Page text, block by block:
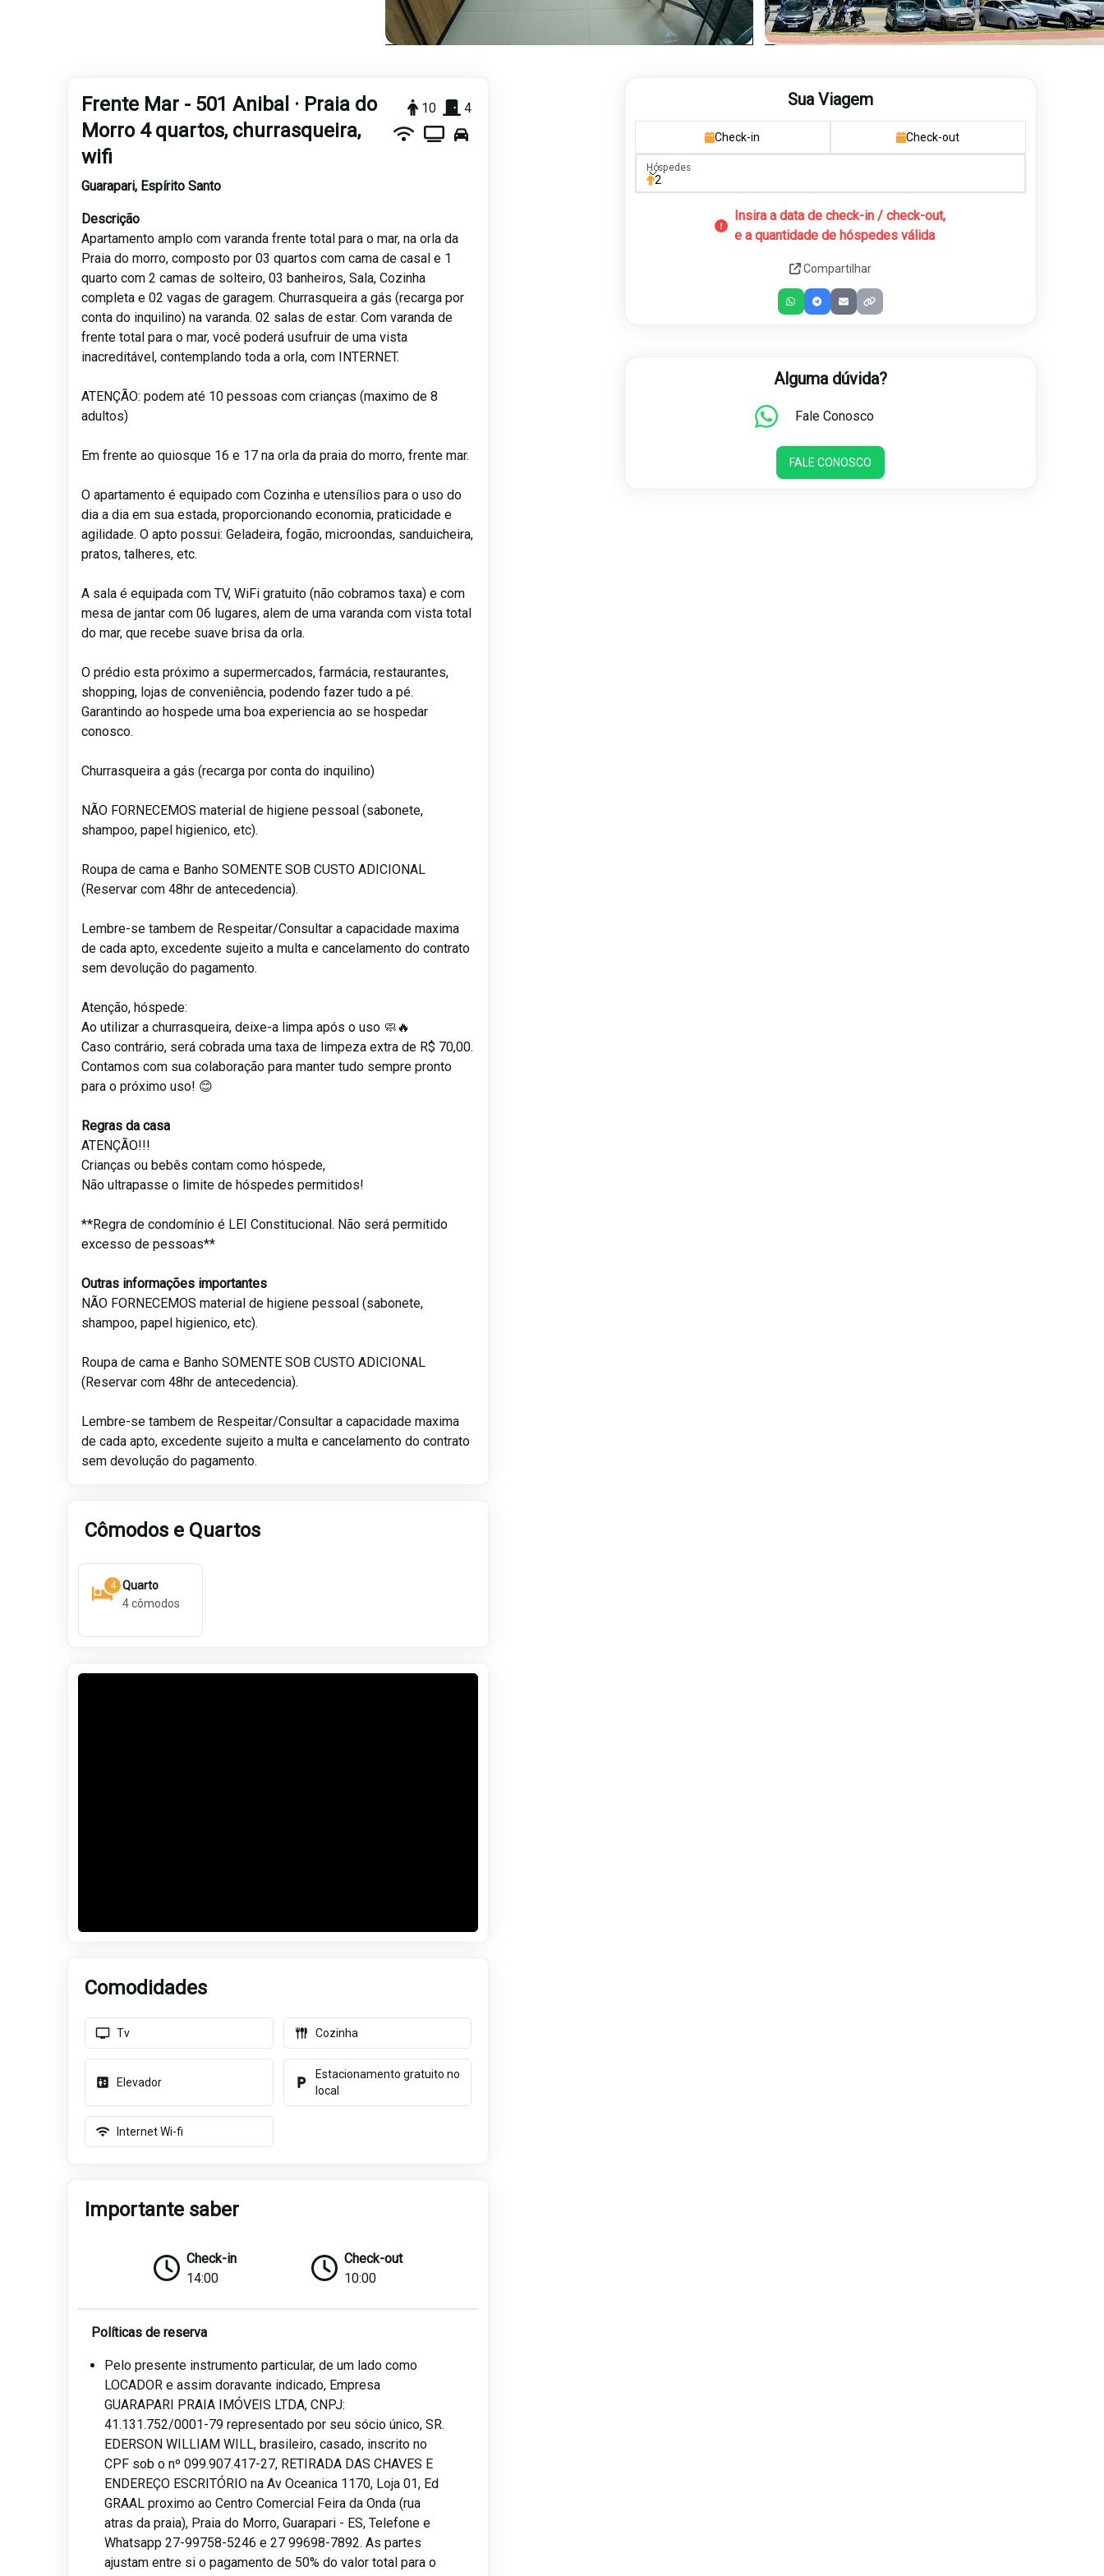
Frente Mar - 501 Anibal · Praia do
Morro 4 quartos, churrasqueira,
wifi
10 4
Guarapari, Espírito Santo
Descrição
Apartamento amplo com varanda frente total para o mar, na orla da
Praia do morro, composto por 03 quartos com cama de casal e 1
quarto com 2 camas de solteiro, 03 banheiros, Sala, Cozinha
completa e 02 vagas de garagem. Churrasqueira a gás (recarga por
conta do inquilino) na varanda. 02 salas de estar. Com varanda de
frente total para o mar, você poderá usufruir de uma vista
inacreditável, contemplando toda a orla, com INTERNET.
ATENÇÃO: podem até 10 pessoas com crianças (maximo de 8
adultos)
Em frente ao quiosque 16 e 17 na orla da praia do morro, frente mar.
O apartamento é equipado com Cozinha e utensílios para o uso do
dia a dia em sua estada, proporcionando economia, praticidade e
agilidade. O apto possui: Geladeira, fogão, microondas, sanduicheira,
pratos, talheres, etc.
A sala é equipada com TV, WiFi gratuito (não cobramos taxa) e com
mesa de jantar com 06 lugares, alem de uma varanda com vista total
do mar, que recebe suave brisa da orla.
O prédio esta próximo a supermercados, farmácia, restaurantes,
shopping, lojas de conveniência, podendo fazer tudo a pé.
Garantindo ao hospede uma boa experiencia ao se hospedar
conosco.
Churrasqueira a gás (recarga por conta do inquilino)
NÃO FORNECEMOS material de higiene pessoal (sabonete,
shampoo, papel higienico, etc).
Roupa de cama e Banho SOMENTE SOB CUSTO ADICIONAL
(Reservar com 48hr de antecedencia).
Lembre-se tambem de Respeitar/Consultar a capacidade maxima
de cada apto, excedente sujeito a multa e cancelamento do contrato
sem devolução do pagamento.
Atenção, hóspede:
Ao utilizar a churrasqueira, deixe-a limpa após o uso 🧼🔥
Caso contrário, será cobrada uma taxa de limpeza extra de R$ 70,00.
Contamos com sua colaboração para manter tudo sempre pronto
para o próximo uso! 😊
Regras da casa
ATENÇÃO!!!
Crianças ou bebês contam como hóspede,
Não ultrapasse o limite de hóspedes permitidos!
**Regra de condomínio é LEI Constitucional. Não será permitido
excesso de pessoas**
Outras informações importantes
NÃO FORNECEMOS material de higiene pessoal (sabonete,
shampoo, papel higienico, etc).
Roupa de cama e Banho SOMENTE SOB CUSTO ADICIONAL
(Reservar com 48hr de antecedencia).
Lembre-se tambem de Respeitar/Consultar a capacidade maxima
de cada apto, excedente sujeito a multa e cancelamento do contrato
sem devolução do pagamento.
Cômodos e Quartos
4
Quarto
4 cômodos
Comodidades
Tv Cozinha
Elevador
Estacionamento gratuito no
local
Internet Wi-fi
Importante saber
Check-in
14:00
Check-out
10:00
Políticas de reserva
Pelo presente instrumento particular, de um lado como
LOCADOR e assim doravante indicado, Empresa
GUARAPARI PRAIA IMÓVEIS LTDA, CNPJ:
41.131.752/0001-79 representado por seu sócio único, SR.
EDERSON WILLIAM WILL, brasileiro, casado, inscrito no
CPF sob o nº 099.907.417-27, RETIRADA DAS CHAVES E
ENDEREÇO ESCRITÓRIO na Av Oceanica 1170, Loja 01, Ed
GRAAL proximo ao Centro Comercial Feira da Onda (rua
atras da praia), Praia do Morro, Guarapari - ES, Telefone e
Whatsapp 27-99758-5246 e 27 99698-7892. As partes
ajustam entre si o pagamento de 50% do valor total para o
Sua Viagem
Check-in Check-out
Hóspedes
Hóspedes
2
Insira a data de check-in / check-out,
e a quantidade de hóspedes válida
Compartilhar
Alguma dúvida?
Fale Conosco
FALE CONOSCO